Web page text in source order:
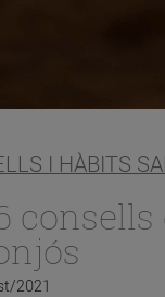
I HÀBITS
2021